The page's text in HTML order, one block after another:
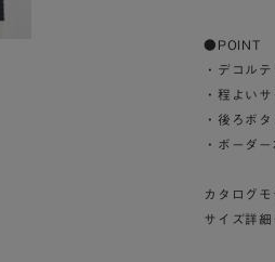
●POINT
・デコル
・程よい
・後ろボ
・ボーダ
カタログ
サイズ詳